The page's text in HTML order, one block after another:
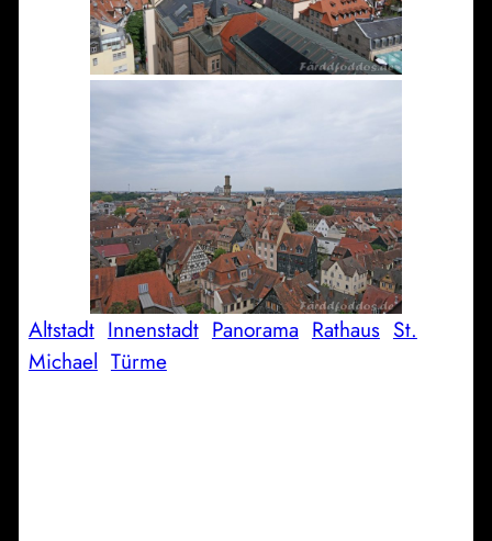
Altstadt Innenstadt Panorama Rathaus St.
Michael Türme